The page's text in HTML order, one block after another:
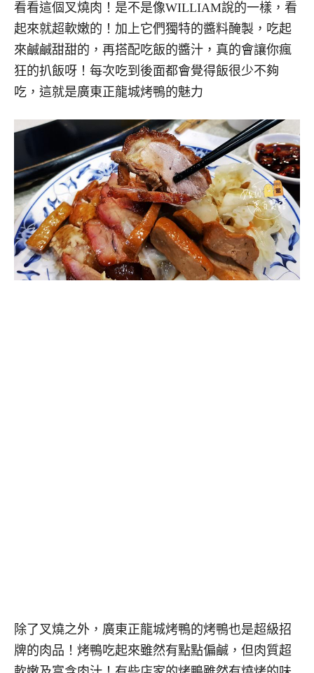
看看這個叉燒肉！是不是像WILLIAM說的一樣，看
起來就超軟嫩的！加上它們獨特的醬料醃製，吃起
來鹹鹹甜甜的，再搭配吃飯的醬汁，真的會讓你瘋
狂的扒飯呀！每次吃到後面都會覺得飯很少不夠
吃，這就是廣東正龍城烤鴨的魅力
除了叉燒之外，廣東正龍城烤鴨的烤鴨也是超級招
牌的肉品！烤鴨吃起來雖然有點點偏鹹，但肉質超